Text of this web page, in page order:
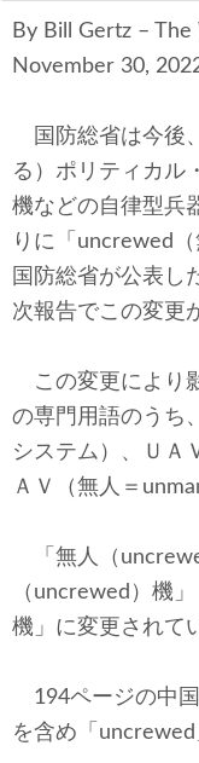
東アジア
By Bill Gertz –
November 30,
国防総省は今後
る）ポリティカル
機などの自律型兵
りに「uncrewed
国防総省が公表し
次報告でこの変更
この変更により
の専門用語のうち
システム）、ＵＡ
ＡＶ（無人＝
「無人（
（uncrewed）機
機」に変更されて
194ページの中国
を含め「uncrewed